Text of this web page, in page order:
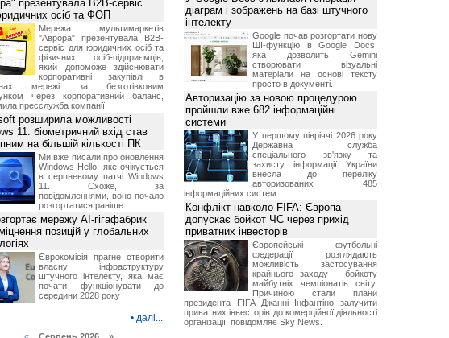
презентувала B2B-сервіс
осіб та ФОП
Мережа мультимаркетів
"Аврора" презентувала B2B-
сервіс для юридичних осіб та
фізичних осіб-підприємців,
який допоможе здійснювати
корпоративні закупівлі в
мережі за безготівковим
через корпоративний баланс,
пресслужба компанії.
розширила можливості
11: біометричний вхід став
на більшій кількості ПК
Ми вже писали про оновлення
Windows Hello, яке очікується
в серпневому патчі Windows
11. Схоже, за
повідомленнями, воно почало
розгортатися раніше.
мережу AI-гігафабрик
позицій у глобальних
Єврокомісія прагне створити
власну інфраструктуру
штучного інтелекту, яка має
почати функціонувати до
середини 2028 року
• далі...
діаграм і зображень на базі штучного
інтелекту
Google почав розгортати нову
ШІ-функцію в Google Docs,
яка дозволить Gemini
створювати візуальні
матеріали на основі тексту
просто в документі.
Авторизацію за новою процедурою
пройшли вже 682 інформаційні
системи
У першому півріччі 2026 року
Державна служба
спеціального зв'язку та
захисту інформації України
внесла до переліку
авторизованих 485
інформаційних систем.
Конфлікт навколо FIFA: Європа
допускає бойкот ЧС через прихід
приватних інвесторів
Європейські футбольні
федерації розглядають
можливість застосування
крайнього заходу - бойкоту
майбутніх чемпіонатів світу.
Причиною стали плани
президента FIFA Джанні Інфантіно залучити
приватних інвесторів до комерційної діяльності
організації, повідомляє Sky News.